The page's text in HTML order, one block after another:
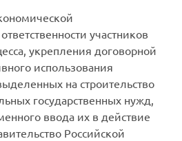
участников
укрепления договорной
использования
на строительство
государственных нужд,
ввода их в действие
Российской